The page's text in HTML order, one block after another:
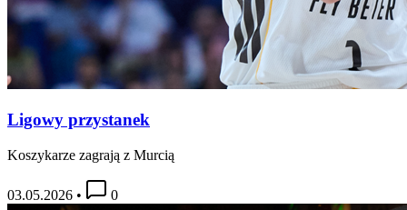
Ligowy przystanek
Koszykarze zagrają z Murcią
03.05.2026 • 0